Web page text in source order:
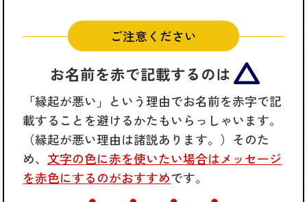
ご注意ください
お名前を赤で記載するのは
「縁起が悪い」という理由でお名前を赤字で記
載することを避けるかたもいらっしゃいます。
（縁起が悪い理由は諸説あります。）そのた
め、 文字の色に赤を使いたい場合はメッセージ
を赤色にするのがおすすめです。